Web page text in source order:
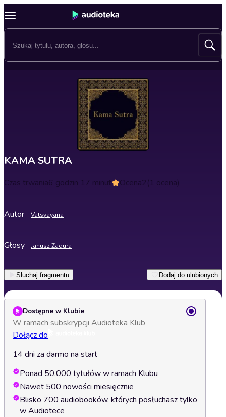
KAMA SUTRA
Czas trwania6 godzin 17 minut Ocena2(1 ocena)
Autor Vatsyayana
Głosy Janusz Zadura
Słuchaj fragmentu Dodaj do ulubionych
Dostępne w Klubie
W ramach subskrypcji Audioteka Klub
Dołącz do
14 dni za darmo na start
Ponad 50.000 tytułów w ramach Klubu
Nawet 500 nowości miesięcznie
Blisko 700 audiobooków, których posłuchasz tylko
w Audiotece